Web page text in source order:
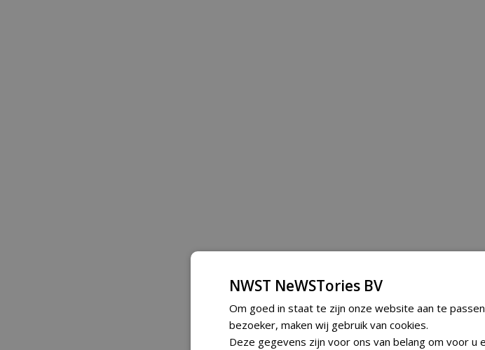
NWST NeWSTories BV
Om goed in staat te zijn onze website aan te
bezoeker, maken wij gebruik van cookies.
Deze gegevens zijn voor ons van belang om voor